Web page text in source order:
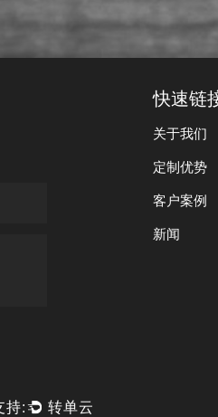
设备十余台，年生产能力达
有多少员工，其中技术人员
专业技术人员 30 余名。
如何保证产品质量？
每一道工序之后都会有相应的检
拥有行业内先进完备的检测设备
何尺寸检测等全方位的检测要求。
却，水煮等必要工艺流程，确保
快速链
关于我们
定制优势
客户案例
新闻
持: 转单云